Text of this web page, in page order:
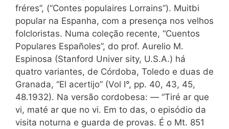
fréres”, (“Contes populaires Lorrains”). Muitbi
popular na Espanha, com a presença nos velhos
folcloristas. Numa coleção recente, “Cuentos
Populares Españoles”, do prof. Aurelio M.
Espinosa (Stanford Univer sity, U.S.A.) há
quatro variantes, de Córdoba, Toledo e duas de
Granada, “El acertijo” (Vol I°, pp. 40, 43, 45,
48.1932). Na versão cordobesa: — “Tiré ar que
vi, maté ar que no vi. Em to das, o episódio da
visita noturna e guarda de provas. É o Mt. 851